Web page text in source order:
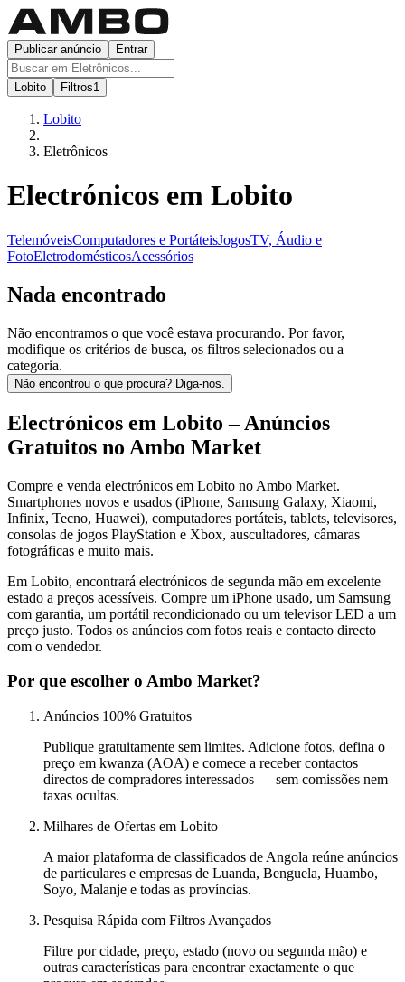
Publicar anúncio Entrar
Lobito Filtros1
Lobito
Eletrônicos
Electrónicos em Lobito
TelemóveisComputadores e PortáteisJogosTV, Áudio e
FotoEletrodomésticosAcessórios
Nada encontrado
Não encontramos o que você estava procurando. Por favor,
modifique os critérios de busca, os filtros selecionados ou a
categoria.
Não encontrou o que procura? Diga-nos.
Electrónicos em Lobito – Anúncios
Gratuitos no Ambo Market
Compre e venda electrónicos em Lobito no Ambo Market.
Smartphones novos e usados (iPhone, Samsung Galaxy, Xiaomi,
Infinix, Tecno, Huawei), computadores portáteis, tablets, televisores,
consolas de jogos PlayStation e Xbox, auscultadores, câmaras
fotográficas e muito mais.
Em Lobito, encontrará electrónicos de segunda mão em excelente
estado a preços acessíveis. Compre um iPhone usado, um Samsung
com garantia, um portátil recondicionado ou um televisor LED a um
preço justo. Todos os anúncios com fotos reais e contacto directo
com o vendedor.
Por que escolher o Ambo Market?
Anúncios 100% Gratuitos
Publique gratuitamente sem limites. Adicione fotos, defina o
preço em kwanza (AOA) e comece a receber contactos
directos de compradores interessados — sem comissões nem
taxas ocultas.
Milhares de Ofertas em Lobito
A maior plataforma de classificados de Angola reúne anúncios
de particulares e empresas de Luanda, Benguela, Huambo,
Soyo, Malanje e todas as províncias.
Pesquisa Rápida com Filtros Avançados
Filtre por cidade, preço, estado (novo ou segunda mão) e
outras características para encontrar exactamente o que